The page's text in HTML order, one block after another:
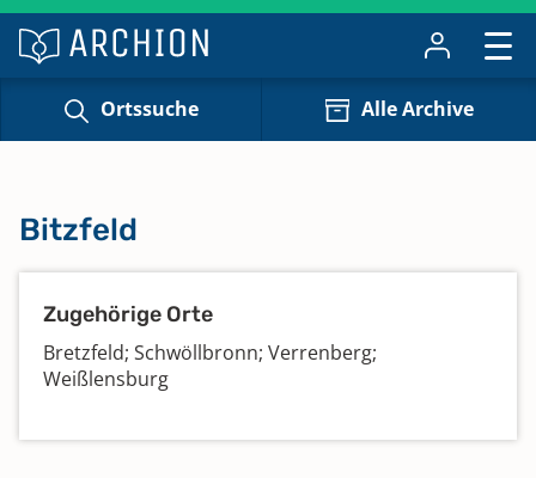
Ortssuche Alle Archive
Bitzfeld
Zugehörige Orte
Bretzfeld; Schwöllbronn; Verrenberg;
Weißlensburg